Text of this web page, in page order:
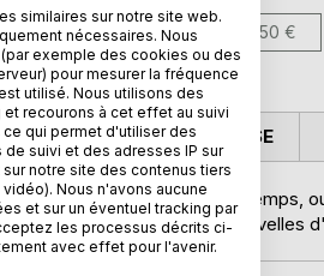
LIVRE 8,50 €
... un voyage dans le temps,
lauréats à un concours de nouvelles
CRITIQUES PRESSE
similaires sur notre site web.
nécessaires. Nous
exemple des cookies ou des
pour mesurer la fréquence
utilisé. Nous utilisons des
recourons à cet effet au suivi
qui permet d'utiliser des
suivi et des adresses IP sur
notre site des contenus tiers
Nous n'avons aucune
et sur un éventuel tracking par
les processus décrits ci-
avec effet pour l'avenir.